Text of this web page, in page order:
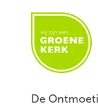
De